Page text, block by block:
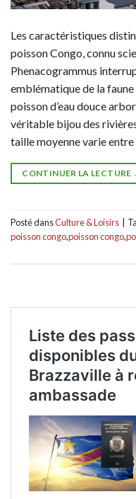
Les caractéristiques
poisson Congo, connu
Phenacogrammus
emblématique de la
poisson d’eau douce
véritable bijou des
taille moyenne varie
CONTINUER LA LECTURE
Posté dansCulture & Loisirs
poisson congo,poisson congo,